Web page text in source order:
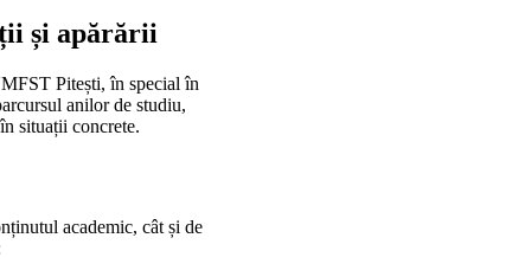
și apărării
Pitești, în special în
anilor de studiu,
situații concrete.
academic, cât și de